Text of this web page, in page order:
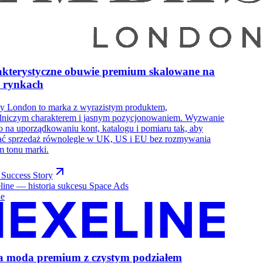
obuwie premium skalowane na
rynkach
London to marka z wyrazistym produktem,
charakterem i jasnym pozycjonowaniem. Wyzwanie
na uporządkowaniu kont, katalogu i pomiaru tak, aby
sprzedaż równolegle w UK, US i EU bez rozmywania
tonu marki.
Story
moda premium z czystym podziałem